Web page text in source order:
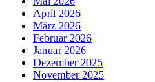
April 2026
März 2026
Februar 2026
Januar 2026
Dezember 2025
November 2025